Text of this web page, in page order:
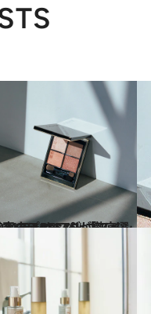
人が徹底選考！CREAベストコスメ 2021ランキング 「アイシャドウ」BEST5
ーティ＆ヘルス